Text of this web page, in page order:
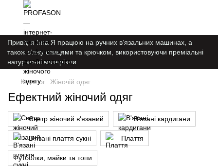
Привіт, я Інга Я працюю на ручних в’язальних машинах, а
також в’яжу спицями та крючком, використовуючи преміальні
натуральні матеріали
Каталог Жіночій одяг
Ефектний жіночий одяг
Светр жіночий в'язаний В'язані кардигани
В'язані плаття сукні Плаття
Футболки, майки та топи